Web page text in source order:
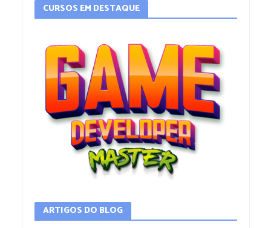
CURSOS EM DESTAQUE
ARTIGOS DO BLOG